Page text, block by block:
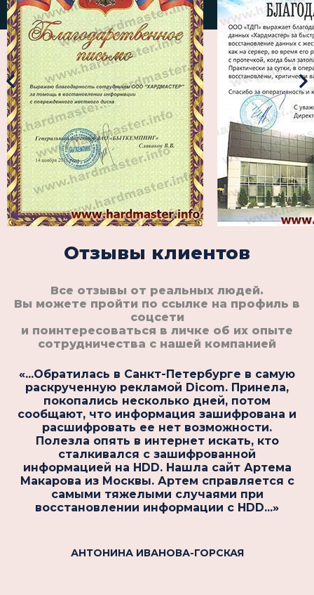
Отзывы клиентов
Все отзывы от реальных людей.
Вы можете пройти по ссылке на профиль в
соцсети
и поинтересоваться в личке об их опыте
сотрудничества с нашей компанией
«...Обратилась в Санкт-Петербурге в самую
раскрученную рекламой Dicom. Принела,
покопались несколько дней, потом
сообщают, что информация зашифрована и
расшифровать ее нет возможности.
Полезла опять в интернет искать, кто
сталкивался с зашифрованной
информацией на HDD. Нашла сайт Артема
Макарова из Москвы. Артем справляется с
самыми тяжелыми случаями при
восстановлении информации с HDD...»
АНТОНИНА ИВАНОВА-ГОРСКАЯ